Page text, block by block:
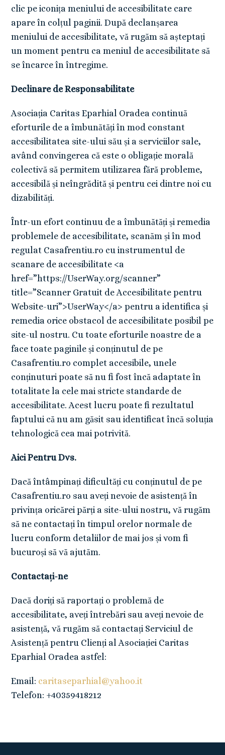
clic pe iconița meniului de accesibilitate care
apare în colțul paginii. După declanșarea
meniului de accesibilitate, vă rugăm să așteptați
un moment pentru ca meniul de accesibilitate să
se încarce în întregime.
Declinare de Responsabilitate
Asociația Caritas Eparhial Oradea continuă
eforturile de a îmbunătăți în mod constant
accesibilitatea site-ului său și a serviciilor sale,
având convingerea că este o obligație morală
colectivă să permitem utilizarea fără probleme,
accesibilă și neîngrădită și pentru cei dintre noi cu
dizabilități.
Într-un efort continuu de a îmbunătăți și remedia
problemele de accesibilitate, scanăm și în mod
regulat Casafrentiu.ro cu instrumentul de
scanare de accesibilitate <a
href=”https://UserWay.org/scanner”
title=”Scanner Gratuit de Accesibilitate pentru
Website-uri”>UserWay</a> pentru a identifica și
remedia orice obstacol de accesibilitate posibil pe
site-ul nostru. Cu toate eforturile noastre de a
face toate paginile și conținutul de pe
Casafrentiu.ro complet accesibile, unele
conținuturi poate să nu fi fost încă adaptate în
totalitate la cele mai stricte standarde de
accesibilitate. Acest lucru poate fi rezultatul
faptului că nu am găsit sau identificat încă soluția
tehnologică cea mai potrivită.
Aici Pentru Dvs.
Dacă întâmpinați dificultăți cu conținutul de pe
Casafrentiu.ro sau aveți nevoie de asistență în
privința oricărei părți a site-ului nostru, vă rugăm
să ne contactați în timpul orelor normale de
lucru conform detaliilor de mai jos și vom fi
bucuroși să vă ajutăm.
Contactați-ne
Dacă doriți să raportați o problemă de
accesibilitate, aveți întrebări sau aveți nevoie de
asistență, vă rugăm să contactați Serviciul de
Asistență pentru Clienți al Asociației Caritas
Eparhial Oradea astfel:
Email: caritaseparhial@yahoo.it
Telefon: +40359418212